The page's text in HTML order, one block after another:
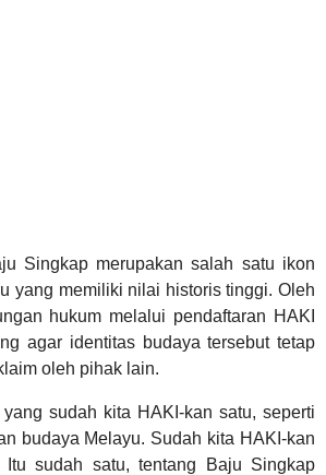
Singkap merupakan salah satu ikon
yang memiliki nilai historis tinggi. Oleh
hukum melalui pendaftaran HAKI
agar identitas budaya tersebut tetap
oleh pihak lain.
sudah kita HAKI-kan satu, seperti
budaya Melayu. Sudah kita HAKI-kan
Itu sudah satu, tentang Baju Singkap